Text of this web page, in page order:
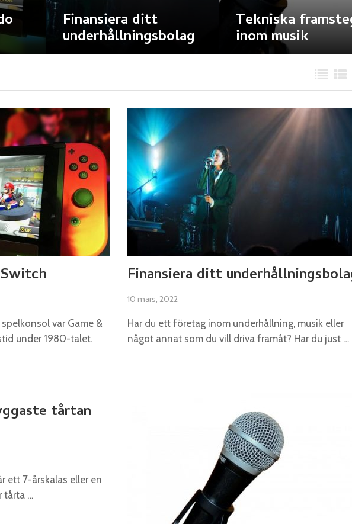
Finansiera ditt
underhållningsbolag
Tekniska
inom musik
var Game &
under 1980-talet.
Finansiera ditt
10 mars, 2022
Har du ett företag inom underhållning, musik eller
något annat som du vill driva framåt? Har du just …
tårtan
ett 7-årskalas eller en
tårta …